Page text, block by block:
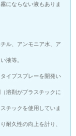
にならない液もありま
ル、アンモニア水、ア
液等。
イプスプレーを開発い
溶剤がプラスチックに
チックを使用していま
耐久性の向上を計り、